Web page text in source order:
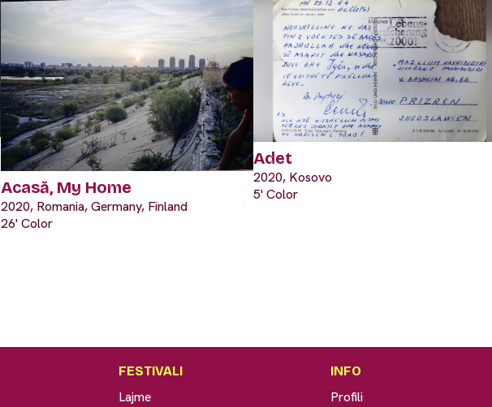
Acasă, My Home
2020, Romania, Germany, Finland
26' Color
Adet
2020, Kosovo
5' Color
FESTIVALI
Lajme
INFO
Profili